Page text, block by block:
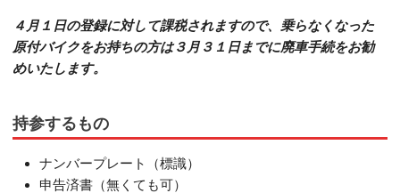
４月１日の登録に対して課税されますので、乗らなくなった
原付バイクをお持ちの方は３月３１日までに廃車手続をお勧
めいたします。
持参するもの
ナンバープレート（標識）
申告済書（無くても可）